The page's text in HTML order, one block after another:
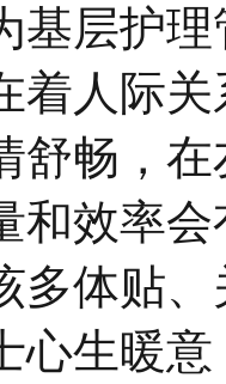
基层护
着人际
舒畅，
和效率
多体贴
心生暖